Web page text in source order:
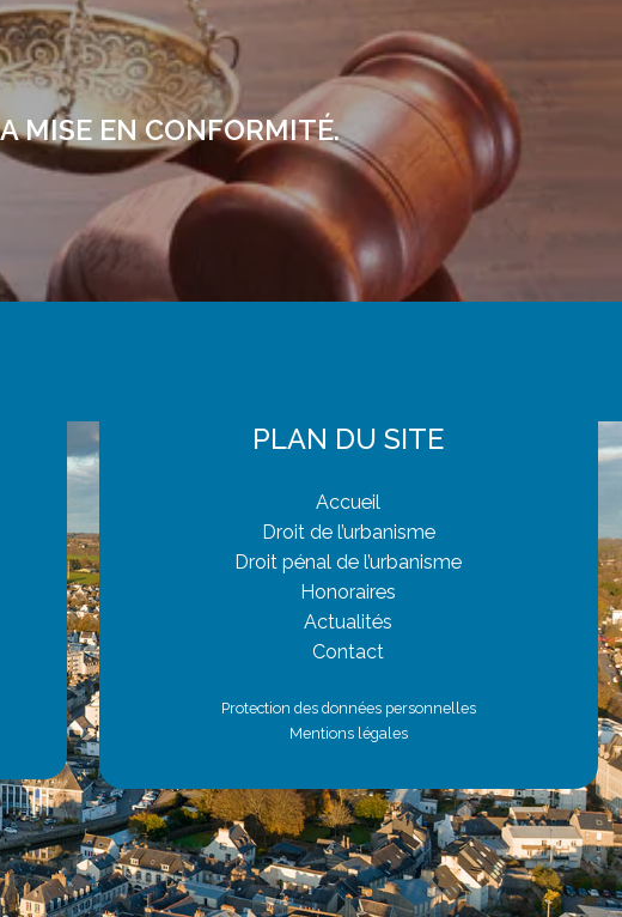
MISE EN CONFORMITÉ.
PLAN DU SITE
Accueil
Droit de l’urbanisme
Droit pénal de l’urbanisme
Honoraires
Actualités
Contact
Protection des données personnelles
Mentions légales